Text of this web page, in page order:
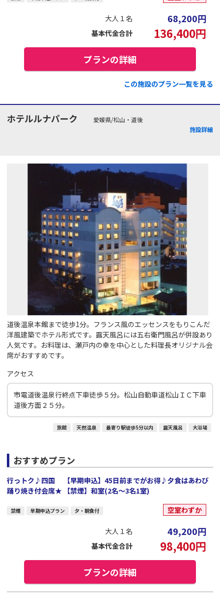
大人１名 68,200円
基本代金合計 136,400円
プランの詳細
この施設のプラン一覧を見る
ホテルルナパーク
愛媛県/松山・道後
施設詳細
道後温泉本館まで徒歩1分。フランス風のエッセンスをもりこんだ
洋風建築でホテル形式です。露天風呂には五右衛門風呂が併設あり
人気です。お料理は、瀬戸内の幸を中心とした料理長オリジナル会
席がおすすめです。
アクセス
市電道後温泉行終点下車徒歩５分。松山自動車道松山ＩＣ下車
道後方面２５分。
旅館 天然温泉 最寄り駅徒歩5分以内 露天風呂 大浴場
おすすめプラン
行っトク♪四国 【早期申込】45日前までがお得♪夕食はあわび
踊り焼き付会席★ 【禁煙】和室(2名～3名1室)
禁煙 早期申込プラン 夕・朝食付 空室わずか
大人１名 49,200円
基本代金合計 98,400円
プランの詳細